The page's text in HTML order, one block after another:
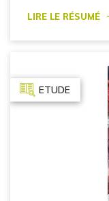
Lire le résumé
ETUDE